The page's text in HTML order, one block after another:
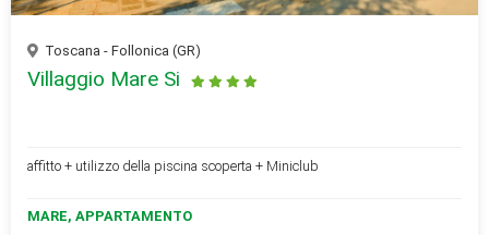
Toscana - Follonica (GR)
Villaggio Mare Si
affitto + utilizzo della piscina scoperta + Miniclub
MARE, APPARTAMENTO